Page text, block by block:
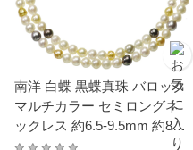
南洋 白蝶 黒蝶真珠 バロック
マルチカラー セミロングネ
ックレス 約6.5-9.5mm 約85c
m シルバー SV 結婚式 冠婚